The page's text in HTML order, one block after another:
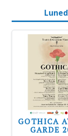
GOTHICA
GARDE